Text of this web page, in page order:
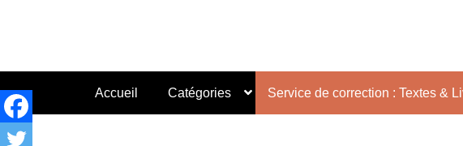
Accueil Catégories Service de correction : Textes &